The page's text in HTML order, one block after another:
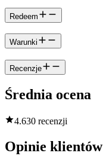
Redeem
Warunki
Recenzje
Średnia ocena
4.630 recenzji
Opinie klientów